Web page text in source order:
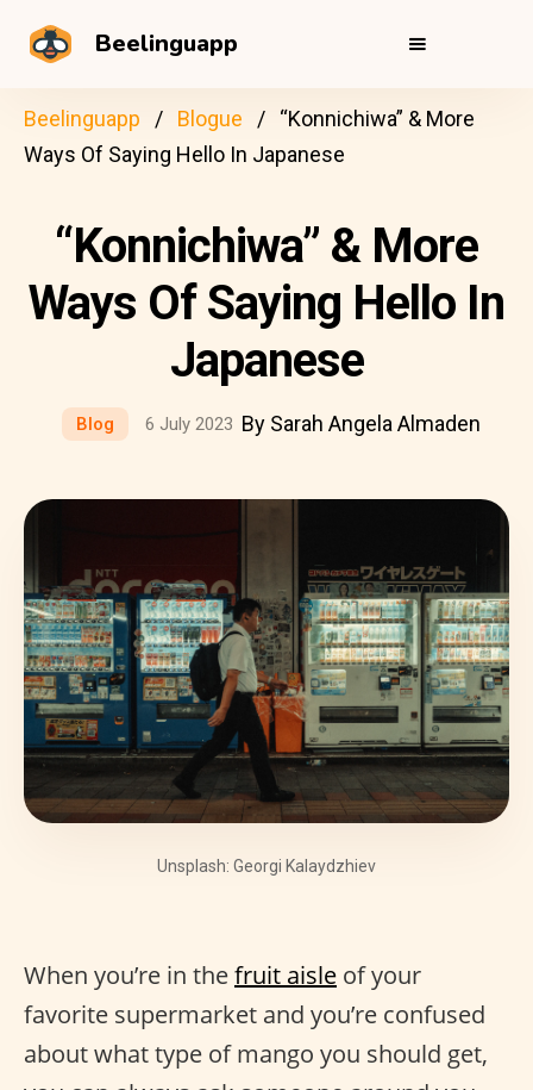
Beelinguapp
Beelinguapp Blogue
“Konnichiwa” & More
Ways Of Saying Hello In Japanese
“Konnichiwa” & More
Ways Of Saying Hello In
Japanese
Blog 6 July 2023 By Sarah Angela Almaden
Unsplash: Georgi Kalaydzhiev
When you’re in thefruit aisle of your
favorite supermarket and you’re confused
about what type of mango you should get,